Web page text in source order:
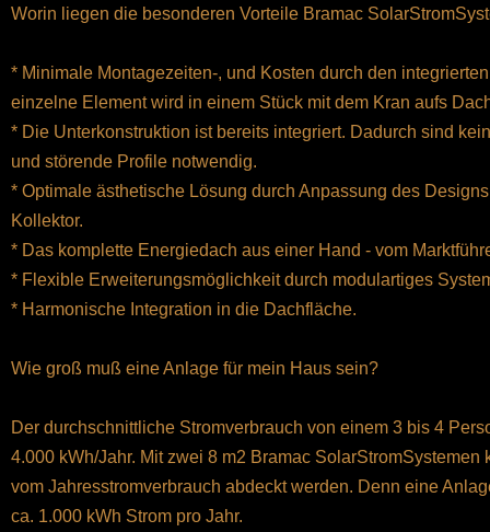
Worin liegen die besonderen Vorteile Bramac
* Minimale Montagezeiten-, und Kosten durch den
einzelne Element wird in einem Stück mit dem Kran aufs
* Die Unterkonstruktion ist bereits integriert. Dadurch sind
und störende Profile notwendig.
* Optimale ästhetische Lösung durch Anpassung des
Kollektor.
* Das komplette Energiedach aus einer Hand - vom
* Flexible Erweiterungsmöglichkeit durch modulartiges
* Harmonische Integration in die Dachfläche.
Wie groß muß eine Anlage für mein Haus sein?
Der durchschnittliche Stromverbrauch von einem 3 bis 4
4.000 kWh/Jahr. Mit zwei 8 m2 Bramac SolarStromSystemen
vom Jahresstromverbrauch abdeckt werden. Denn eine
ca. 1.000 kWh Strom pro Jahr.